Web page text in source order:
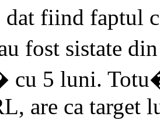
fiind faptul
fost sistate
cu 5 luni.
are ca target